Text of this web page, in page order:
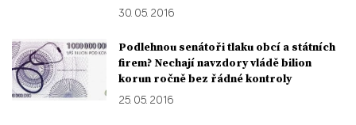
30. 05. 2016
Podlehnou senátoři tlaku obcí a státních
firem? Nechají navzdory vládě bilion
korun ročně bez řádné kontroly
25. 05. 2016